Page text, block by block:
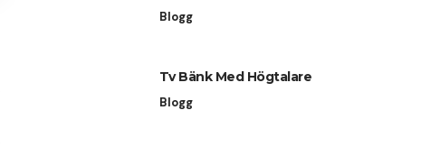
Blogg
Tv Bänk Med Högtalare
Blogg